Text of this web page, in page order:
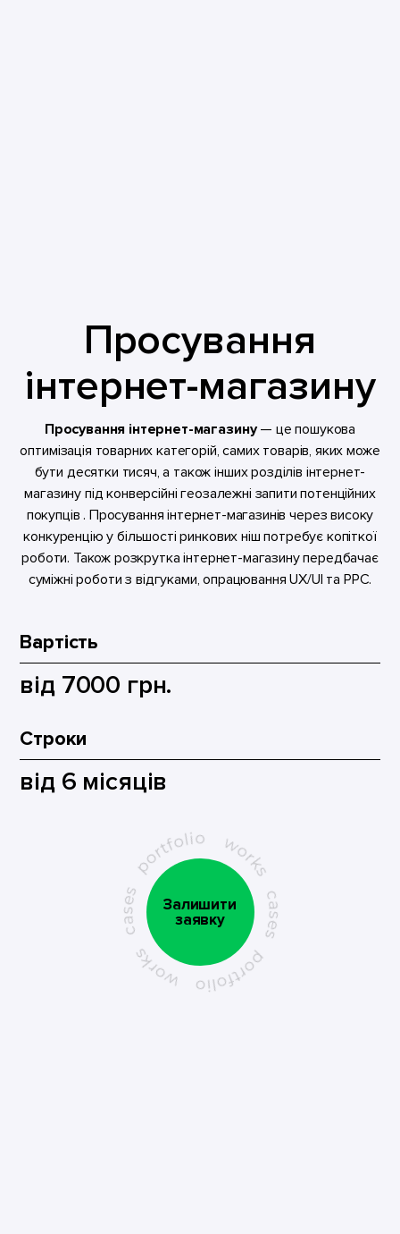
Просування
інтернет-магазину
Просування інтернет-магазину— це пошукова
оптимізація товарних категорій, самих товарів, яких може
бути десятки тисяч, а також інших розділів інтернет-
магазину під конверсійні геозалежні запити потенційних
покупців . Просування інтернет-магазинів через високу
конкуренцію у більшості ринкових ніш потребує копіткої
роботи. Також розкрутка інтернет-магазину передбачає
суміжні роботи з відгуками, опрацювання UX/UI та PPC.
Вартість
від 7000 грн.
Строки
від 6 місяців
Залишити
заявку